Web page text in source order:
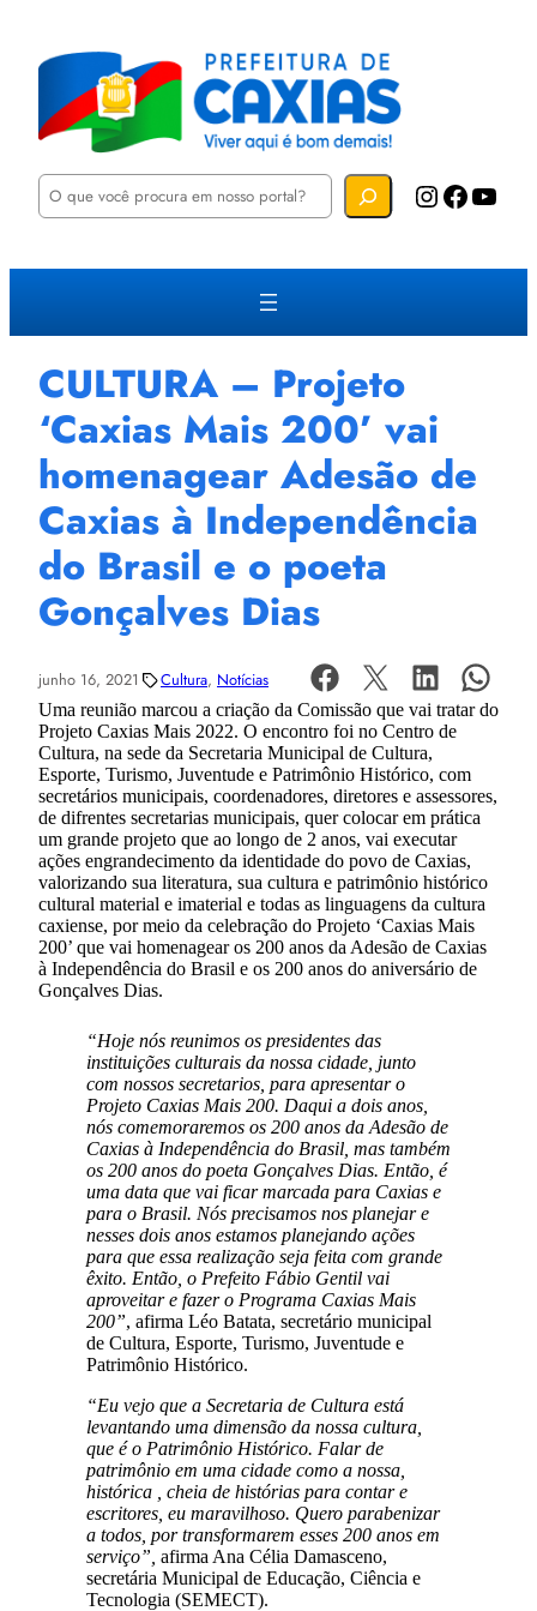
P
u
a
Instagram Facebook YouTube
CULTURA – Projeto
‘Caxias Mais 200’ vai
homenagear Adesão de
Caxias à Independência
do Brasil e o poeta
Gonçalves Dias
junho 16, 2021 Cultura, Notícias
Uma reunião marcou a criação da Comissão que vai tratar do
Projeto Caxias Mais 2022. O encontro foi no Centro de
Cultura, na sede da Secretaria Municipal de Cultura,
Esporte, Turismo, Juventude e Patrimônio Histórico, com
secretários municipais, coordenadores, diretores e assessores,
de difrentes secretarias municipais, quer colocar em prática
um grande projeto que ao longo de 2 anos, vai executar
ações engrandecimento da identidade do povo de Caxias,
valorizando sua literatura, sua cultura e patrimônio histórico
cultural material e imaterial e todas as linguagens da cultura
caxiense, por meio da celebração do Projeto ‘Caxias Mais
200’ que vai homenagear os 200 anos da Adesão de Caxias
à Independência do Brasil e os 200 anos do aniversário de
Gonçalves Dias.
“Hoje nós reunimos os presidentes das
instituições culturais da nossa cidade, junto
com nossos secretarios, para apresentar o
Projeto Caxias Mais 200. Daqui a dois anos,
nós comemoraremos os 200 anos da Adesão de
Caxias à Independência do Brasil, mas também
os 200 anos do poeta Gonçalves Dias. Então, é
uma data que vai ficar marcada para Caxias e
para o Brasil. Nós precisamos nos planejar e
nesses dois anos estamos planejando ações
para que essa realização seja feita com grande
êxito. Então, o Prefeito Fábio Gentil vai
aproveitar e fazer o Programa Caxias Mais
200”, afirma Léo Batata, secretário municipal
de Cultura, Esporte, Turismo, Juventude e
Patrimônio Histórico.
“Eu vejo que a Secretaria de Cultura está
levantando uma dimensão da nossa cultura,
que é o Patrimônio Histórico. Falar de
patrimônio em uma cidade como a nossa,
histórica , cheia de histórias para contar e
escritores, eu maravilhoso. Quero parabenizar
a todos, por transformarem esses 200 anos em
serviço”, afirma Ana Célia Damasceno,
secretária Municipal de Educação, Ciência e
Tecnologia (SEMECT).